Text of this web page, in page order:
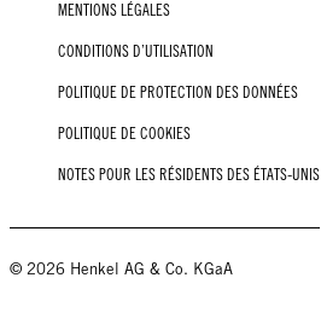
MENTIONS LÉGALES
CONDITIONS D’UTILISATION
POLITIQUE DE PROTECTION DES DONNÉES
POLITIQUE DE COOKIES
NOTES POUR LES RÉSIDENTS DES ÉTATS-UNIS
© 2026 Henkel AG & Co. KGaA